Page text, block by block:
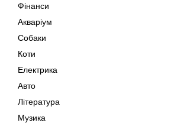
Фінанси
Акваріум
Собаки
Коти
Електрика
Авто
Література
Музика